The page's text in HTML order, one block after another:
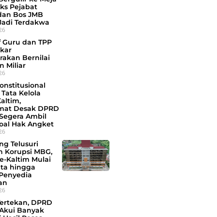
Pejabat
Bos JMB
Terdakwa
dan TPP
Bernilai
Miliar
Kelola
Desak DPRD
Ambil
Hak Angket
Telusuri
Korupsi MBG,
Kaltim Mulai
hingga
DPRD
Banyak